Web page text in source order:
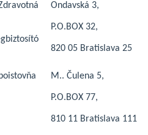
Ondavská 3,
P.O.BOX 32,
820 05 Bratislava 25
M.. Čulena 5,
P.O.BOX 77,
810 11 Bratislava 111